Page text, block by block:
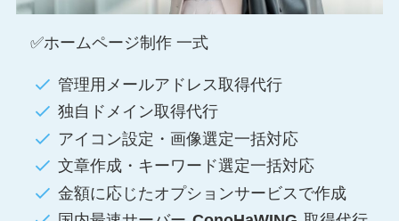
✅ホームページ制作 一式
管理用メールアドレス取得代行
独自ドメイン取得代行
アイコン設定・画像選定一括対応
文章作成・キーワード選定一括対応
金額に応じたオプションサービスで作成